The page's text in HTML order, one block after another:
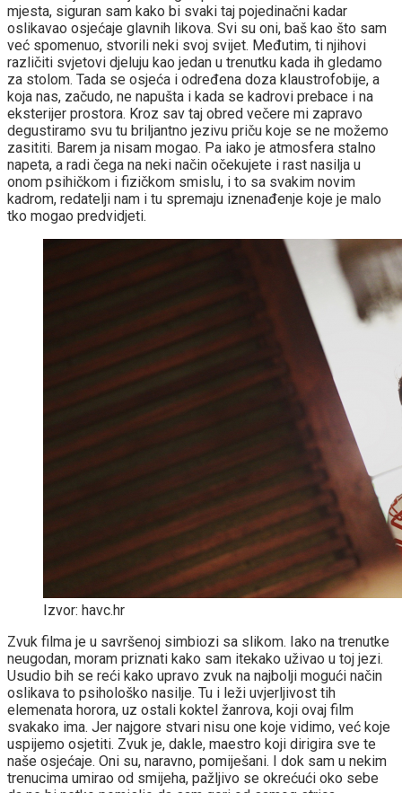
mjesta, siguran sam kako bi svaki taj pojedinačni kadar
oslikavao osjećaje glavnih likova. Svi su oni, baš kao što sam
već spomenuo, stvorili neki svoj svijet. Međutim, ti njihovi
različiti svjetovi djeluju kao jedan u trenutku kada ih gledamo
za stolom. Tada se osjeća i određena doza klaustrofobije, a
koja nas, začudo, ne napušta i kada se kadrovi prebace i na
eksterijer prostora. Kroz sav taj obred večere mi zapravo
degustiramo svu tu briljantno jezivu priču koje se ne možemo
zasititi. Barem ja nisam mogao. Pa iako je atmosfera stalno
napeta, a radi čega na neki način očekujete i rast nasilja u
onom psihičkom i fizičkom smislu, i to sa svakim novim
kadrom, redatelji nam i tu spremaju iznenađenje koje je malo
tko mogao predvidjeti.
Izvor: havc.hr
Zvuk filma je u savršenoj simbiozi sa slikom. Iako na trenutke
neugodan, moram priznati kako sam itekako uživao u toj jezi.
Usudio bih se reći kako upravo zvuk na najbolji mogući način
oslikava to psihološko nasilje. Tu i leži uvjerljivost tih
elemenata horora, uz ostali koktel žanrova, koji ovaj film
svakako ima. Jer najgore stvari nisu one koje vidimo, već koje
uspijemo osjetiti. Zvuk je, dakle, maestro koji dirigira sve te
naše osjećaje. Oni su, naravno, pomiješani. I dok sam u nekim
trenucima umirao od smijeha, pažljivo se okrećući oko sebe